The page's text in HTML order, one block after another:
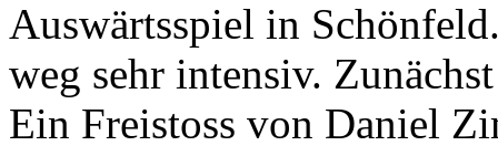
Auswärtsspiel in
weg sehr intensiv.
Ein Freistoss von Daniel